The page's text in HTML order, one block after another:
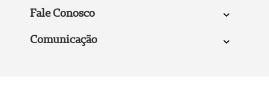
Fale Conosco
Comunicação